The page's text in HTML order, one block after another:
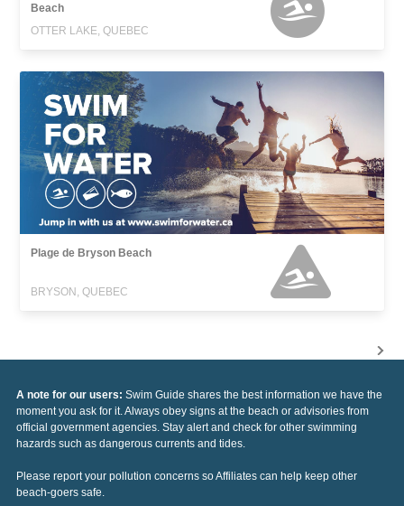
Beach
OTTER LAKE, QUEBEC
Plage de Bryson Beach
BRYSON, QUEBEC
A note for our users: Swim Guide shares the best information we have the
moment you ask for it. Always obey signs at the beach or advisories from
official government agencies. Stay alert and check for other swimming
hazards such as dangerous currents and tides.
Please report your pollution concerns so Affiliates can help keep other
beach-goers safe.